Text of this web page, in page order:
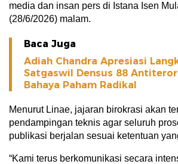
media dan insan pers di Istana Isen
(28/6/2026) malam.
Baca Juga
Adiah Chandra Apresiasi
Satgaswil Densus 88
Bahaya Paham Radikal
Menurut Linae, jajaran birokrasi akan
pendampingan teknis agar seluruh
publikasi berjalan sesuai ketentuan
“Kami terus berkomunikasi secara